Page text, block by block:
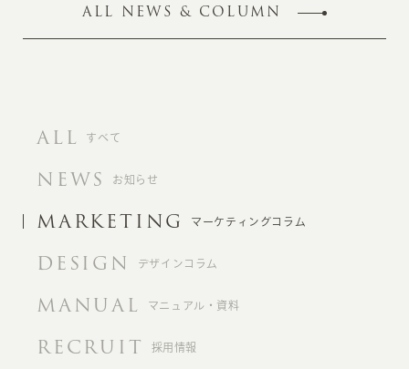
ALL NEWS & COLUMN
ALL すべて
NEWS お知らせ
MARKETING マーケティングコラム
DESIGN デザインコラム
MANUAL マニュアル・資料
RECRUIT 採用情報